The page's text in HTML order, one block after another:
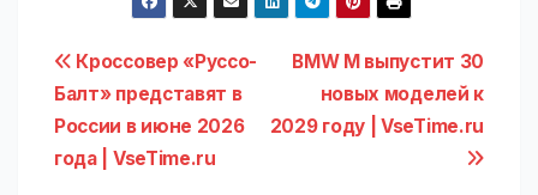
Навигация
по
записям
BMW M выпустит 30
новых моделей к
2029 году | VseTime.ru
Кроссовер «Руссо-
Балт» представят в
России в июне 2026
года | VseTime.ru